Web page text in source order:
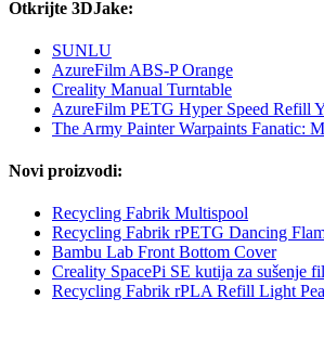
Otkrijte 3DJake:
SUNLU
AzureFilm ABS-P Orange
Creality Manual Turntable
AzureFilm PETG Hyper Speed Refill
The Army Painter Warpaints Fanatic:
Novi proizvodi:
Recycling Fabrik Multispool
Recycling Fabrik rPETG Dancing
Bambu Lab Front Bottom Cover
Creality SpacePi SE kutija za sušenje
Recycling Fabrik rPLA Refill Light